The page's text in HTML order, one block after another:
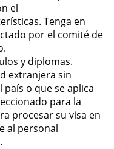
el
Tenga en
por el comité de
y diplomas.
extranjera sin
o que se aplica
para la
procesar su visa en
al personal